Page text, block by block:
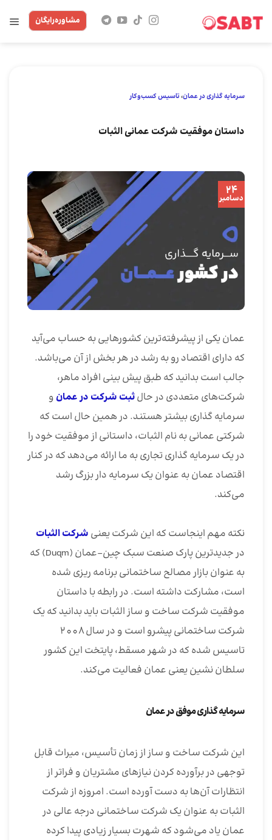
مشاوره‌رایگان
سرمایه گذاری در عمان،تاسیس کسب‌و‌کار
داستان موفقیت شرکت عمانی الثبات
24
دسامبر
عمان یکی از پیشرفته‌ترین کشورهایی به حساب می‌آید
که دارای اقتصاد رو به رشد در هر بخش از آن می‌باشد.
جالب است بدانید که طبق پیش بینی افراد ماهر،
شرکت‌های متعددی در حالثبت شرکت در عمان و
سرمایه گذاری بیشتر هستند. در همین حال است که
شرکتی عمانی به نام الثبات، داستانی از موفقیت خود را
در یک سرمایه گذاری تجاری به ما ارائه می‌دهد که در کنار
اقتصاد عمان به عنوان یک سرمایه دار بزرگ رشد
می‌کند.
نکته مهم اینجاست که این شرکت یعنی شرکت الثبات
در جدیدترین پارک صنعت سبک چین-عمان (Duqm) که
به عنوان بازار مصالح ساختمانی برنامه ریزی شده
است، مشارکت داشته است. در رابطه با داستان
موفقیت شرکت ساخت و ساز الثبات باید بدانید که یک
شرکت ساختمانی پیشرو است و در سال 2008
تاسیس شده که در شهر مسقط، پایتخت این کشور
سلطان نشین یعنی عمان فعالیت می‌کند.
سرمایه گذاری موفق در عمان
این شرکت ساخت و ساز از زمان تأسیس، میراث قابل
توجهی در برآورده کردن نیازهای مشتریان و فراتر از
انتظارات آن‌ها به دست آورده است. امروزه از شرکت
الثبات به عنوان یک شرکت ساختمانی درجه عالی در
عمان یاد می‌شود که شهرت بسیار زیادی پیدا کرده